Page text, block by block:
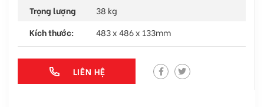
Trọng lượng
38 kg
Kích thước:
483 x 486 x 133mm
LIÊN HỆ